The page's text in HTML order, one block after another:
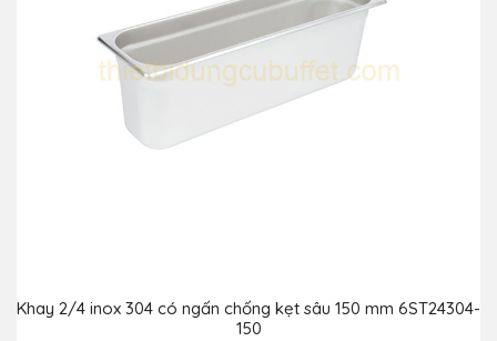
Khay 2/4 inox 304 có ngấn chống kẹt sâu 150 mm 6ST24304-
150